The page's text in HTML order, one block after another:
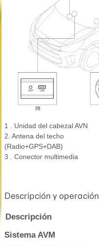
1 . Unidad del cabezal AVN
2. Antena del techo
(Radio+GPS+DAB)
3 . Conector multimedia
Descripción y operación
Descripción
Sistema AVM